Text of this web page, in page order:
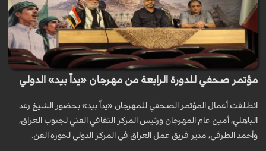
مؤتمر صحفي للدورة الرابعة من مهرجان «يداً بيد» الدولي
انطلقت أعمال المؤتمر الصحفي للمهرجان «يداً بيد» بحضور الشيخ رعد
الباهلي، أمين عام المهرجان ورئيس المركز الثقافي الفني لجنوب العراق،
وأحمد الطرفي، مدير فريق عمل العراق في المركز الدولي لحوزة الفن.